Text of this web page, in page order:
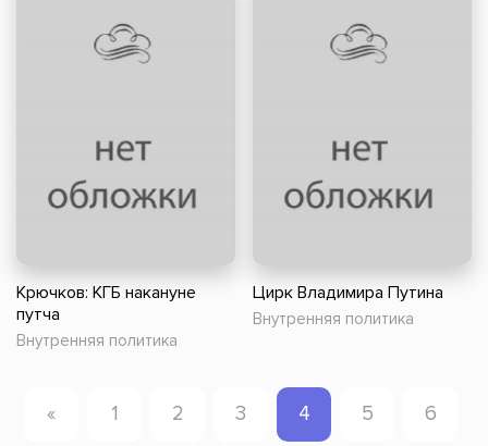
Крючков: КГБ накануне
путча
Внутренняя политика
Цирк Владимира Путина
Внутренняя политика
« 1 2 3 4 5 6